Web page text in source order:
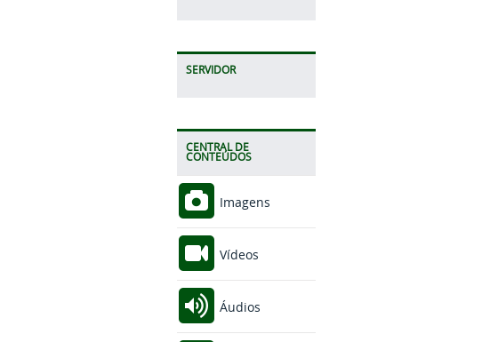
SERVIDOR
CENTRAL DE
CONTEÚDOS
Imagens
Vídeos
Áudios